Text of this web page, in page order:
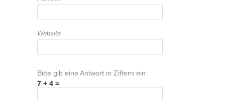
Website
Bitte gib eine Antwort in Ziffern ein:
7 + 4 =